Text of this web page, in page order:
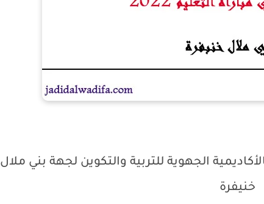
الناجحين في مباراة التعليم 2022 بالأكاديمية الجهوية للتربية والتكوين لجهة بني ملال
خنيفرة